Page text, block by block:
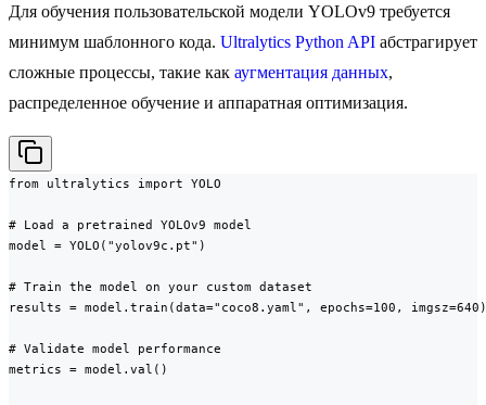
Для обучения пользовательской модели YOLOv9 требуется
минимум шаблонного кода. Ultralytics Python API абстрагирует
сложные процессы, такие как аугментация данных,
распределенное обучение и аппаратная оптимизация.
from ultralytics import YOLO
# Load a pretrained YOLOv9 model
model = YOLO("yolov9c.pt")
# Train the model on your custom dataset
results = model.train(data="coco8.yaml", epochs=100, imgsz=640)
# Validate model performance
metrics = model.val()